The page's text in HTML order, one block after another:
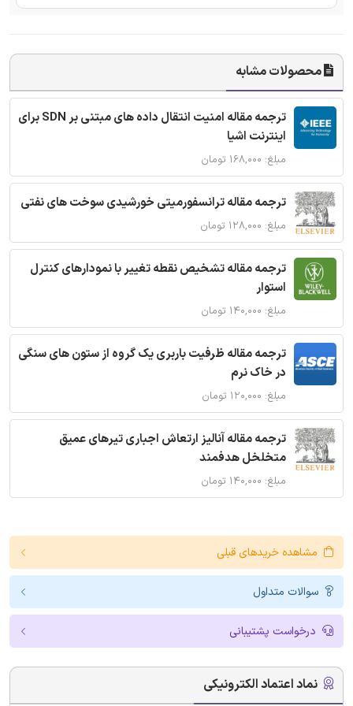
محصولات مشابه
ترجمه مقاله امنیت انتقال داده های مبتنی بر SDN برای
اینترنت اشیا
مبلغ: ۱۶۸,۰۰۰ تومان
ترجمه مقاله ترانسفورمیتی خورشیدی سوخت های نفتی
مبلغ: ۱۲۸,۰۰۰ تومان
ترجمه مقاله تشخیص نقطه تغییر با نمودارهای کنترل
استوار
مبلغ: ۱۴۰,۰۰۰ تومان
ترجمه مقاله ظرفیت باربری یک گروه از ستون های سنگی
در خاک نرم
مبلغ: ۱۲۰,۰۰۰ تومان
ترجمه مقاله آنالیز ارتعاش اجباری تیرهای عمیق
متخلخل هدفمند
مبلغ: ۱۴۰,۰۰۰ تومان
مشاهده خریدهای قبلی
سوالات متداول
درخواست پشتیبانی
نماد اعتماد الکترونیکی